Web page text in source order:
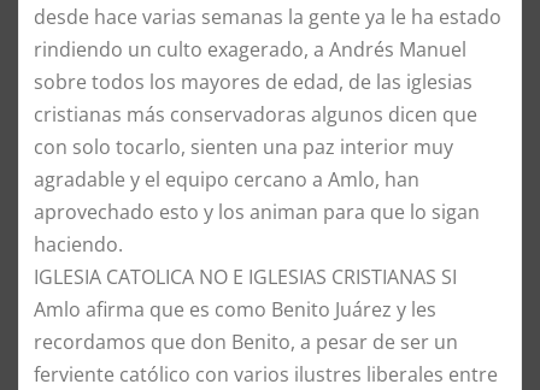
desde hace varias semanas la gente ya le ha estado
rindiendo un culto exagerado, a Andrés Manuel
sobre todos los mayores de edad, de las iglesias
cristianas más conservadoras algunos dicen que
con solo tocarlo, sienten una paz interior muy
agradable y el equipo cercano a Amlo, han
aprovechado esto y los animan para que lo sigan
haciendo.
IGLESIA CATOLICA NO E IGLESIAS CRISTIANAS SI
Amlo afirma que es como Benito Juárez y les
recordamos que don Benito, a pesar de ser un
ferviente católico con varios ilustres liberales entre